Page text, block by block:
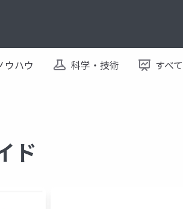
ウハウ 科学・技術 すべ
ド